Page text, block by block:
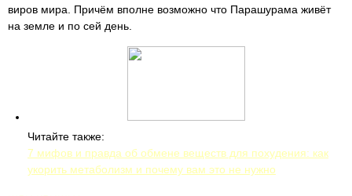
виров мира. Причём вполне возможно что Парашурама живёт
на земле и по сей день.
Читайте также:
7 мифов и правда об обмене веществ для похудения: как
укорить метаболизм и почему вам это не нужно